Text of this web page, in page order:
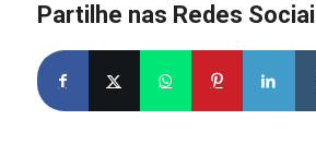
Partilhe nas Redes
Partilhe no Facebook
Partilhe no X
Share onPartilhe no